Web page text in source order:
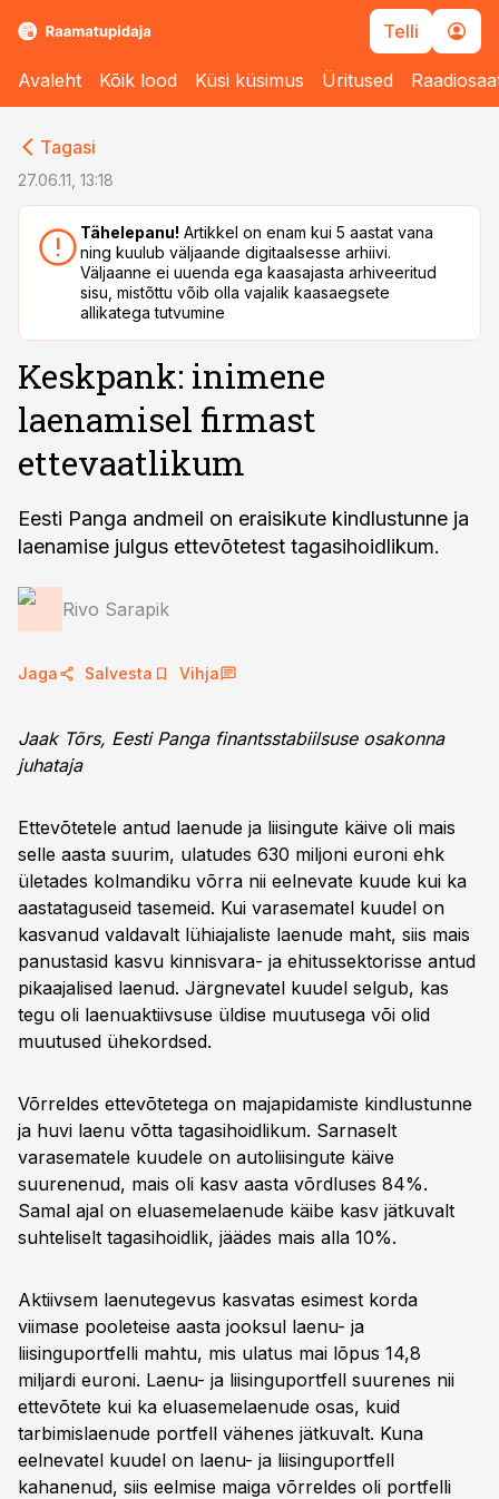
Telli
Avaleht Kõik lood Küsi küsimus Üritused
Tagasi
27.06.11, 13:18
Tähelepanu! Artikkel on enam kui 5 aastat vana
ning kuulub väljaande digitaalsesse arhiivi.
Väljaanne ei uuenda ega kaasajasta arhiveeritud
sisu, mistõttu võib olla vajalik kaasaegsete
allikatega tutvumine
Keskpank: inimene
laenamisel firmast
ettevaatlikum
Eesti Panga andmeil on eraisikute kindlustunne ja
laenamise julgus ettevõtetest tagasihoidlikum.
Rivo Sarapik
Jaga Salvesta Vihja
Jaak Tõrs, Eesti Panga finantsstabiilsuse osakonna
juhataja
Ettevõtetele antud laenude ja liisingute käive oli mais
selle aasta suurim, ulatudes 630 miljoni euroni ehk
ületades kolmandiku võrra nii eelnevate kuude kui ka
aastataguseid tasemeid. Kui varasematel kuudel on
kasvanud valdavalt lühiajaliste laenude maht, siis mais
panustasid kasvu kinnisvara- ja ehitussektorisse antud
pikaajalised laenud. Järgnevatel kuudel selgub, kas
tegu oli laenuaktiivsuse üldise muutusega või olid
muutused ühekordsed.
Võrreldes ettevõtetega on majapidamiste kindlustunne
ja huvi laenu võtta tagasihoidlikum. Sarnaselt
varasematele kuudele on autoliisingute käive
suurenenud, mais oli kasv aasta võrdluses 84%.
Samal ajal on eluasemelaenude käibe kasv jätkuvalt
suhteliselt tagasihoidlik, jäädes mais alla 10%.
Aktiivsem laenutegevus kasvatas esimest korda
viimase pooleteise aasta jooksul laenu- ja
liisinguportfelli mahtu, mis ulatus mai lõpus 14,8
miljardi euroni. Laenu- ja liisinguportfell suurenes nii
ettevõtete kui ka eluasemelaenude osas, kuid
tarbimislaenude portfell vähenes jätkuvalt. Kuna
eelnevatel kuudel on laenu- ja liisinguportfell
kahanenud, siis eelmise maiga võrreldes oli portfelli